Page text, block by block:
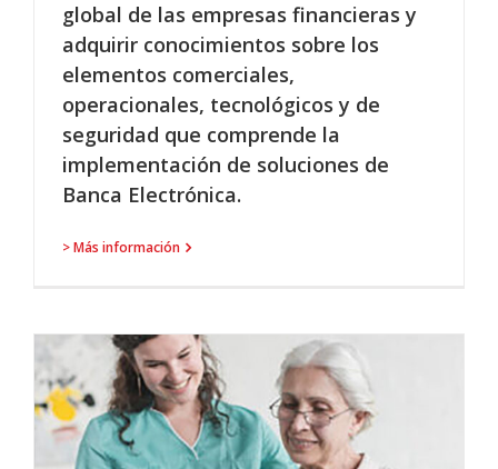
global de las empresas financieras y
adquirir conocimientos sobre los
elementos comerciales,
operacionales, tecnológicos y de
seguridad que comprende la
implementación de soluciones de
Banca Electrónica.
> Más información